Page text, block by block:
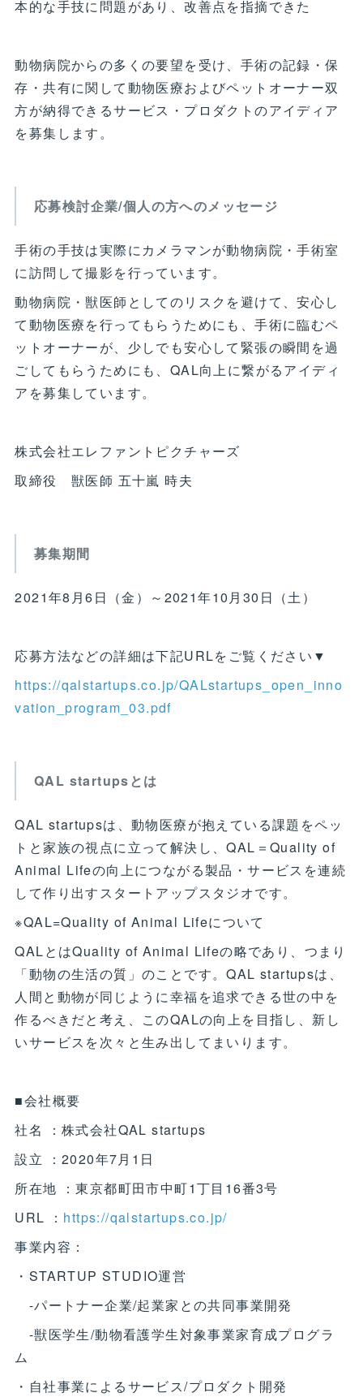
本的な手技に問題があり、改善点を指摘できた
動物病院からの多くの要望を受け、手術の記録・保
存・共有に関して動物医療およびペットオーナー双
方が納得できるサービス・プロダクトのアイディア
を募集します。
応募検討企業/個人の方へのメッセージ
手術の手技は実際にカメラマンが動物病院・手術室
に訪問して撮影を行っています。
動物病院・獣医師としてのリスクを避けて、安心し
て動物医療を行ってもらうためにも、手術に臨むペ
ットオーナーが、少しでも安心して緊張の瞬間を過
ごしてもらうためにも、QAL向上に繋がるアイディ
アを募集しています。
株式会社エレファントピクチャーズ
取締役 獣医師 五十嵐 時夫
募集期間
2021年8月6日（金）～2021年10月30日（土）
応募方法などの詳細は下記URLをご覧ください▼
https://qalstartups.co.jp/QALstartups_open_inno
vation_program_03.pdf
QAL startupsとは
QAL startupsは、動物医療が抱えている課題をペッ
トと家族の視点に立って解決し、QAL＝Quality of
Animal Lifeの向上につながる製品・サービスを連続
して作り出すスタートアップスタジオです。
※QAL=Quality of Animal Lifeについて
QALとはQuality of Animal Lifeの略であり、つまり
「動物の生活の質」のことです。QAL startupsは、
人間と動物が同じように幸福を追求できる世の中を
作るべきだと考え、このQALの向上を目指し、新し
いサービスを次々と生み出してまいります。
■会社概要
社名 ：株式会社QAL startups
設立 ：2020年7月1日
所在地 ：東京都町田市中町1丁目16番3号
URL ： https://qalstartups.co.jp/
事業内容：
・STARTUP STUDIO運営
-パートナー企業/起業家との共同事業開発
-獣医学生/動物看護学生対象事業家育成プログラ
ム
・自社事業によるサービス/プロダクト開発